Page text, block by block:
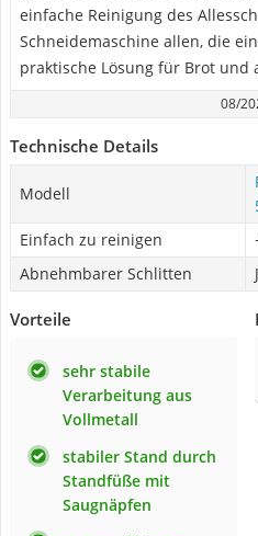
einfache Reinigung des
Schneidemaschine allen, die
praktische Lösung für Brot und
08/
Technische Details
Modell
Einfach zu reinigen
Abnehmbarer Schlitten
Vorteile
sehr stabile
Verarbeitung aus
Vollmetall
stabiler Stand durch
Standfüße mit
Saugnäpfen